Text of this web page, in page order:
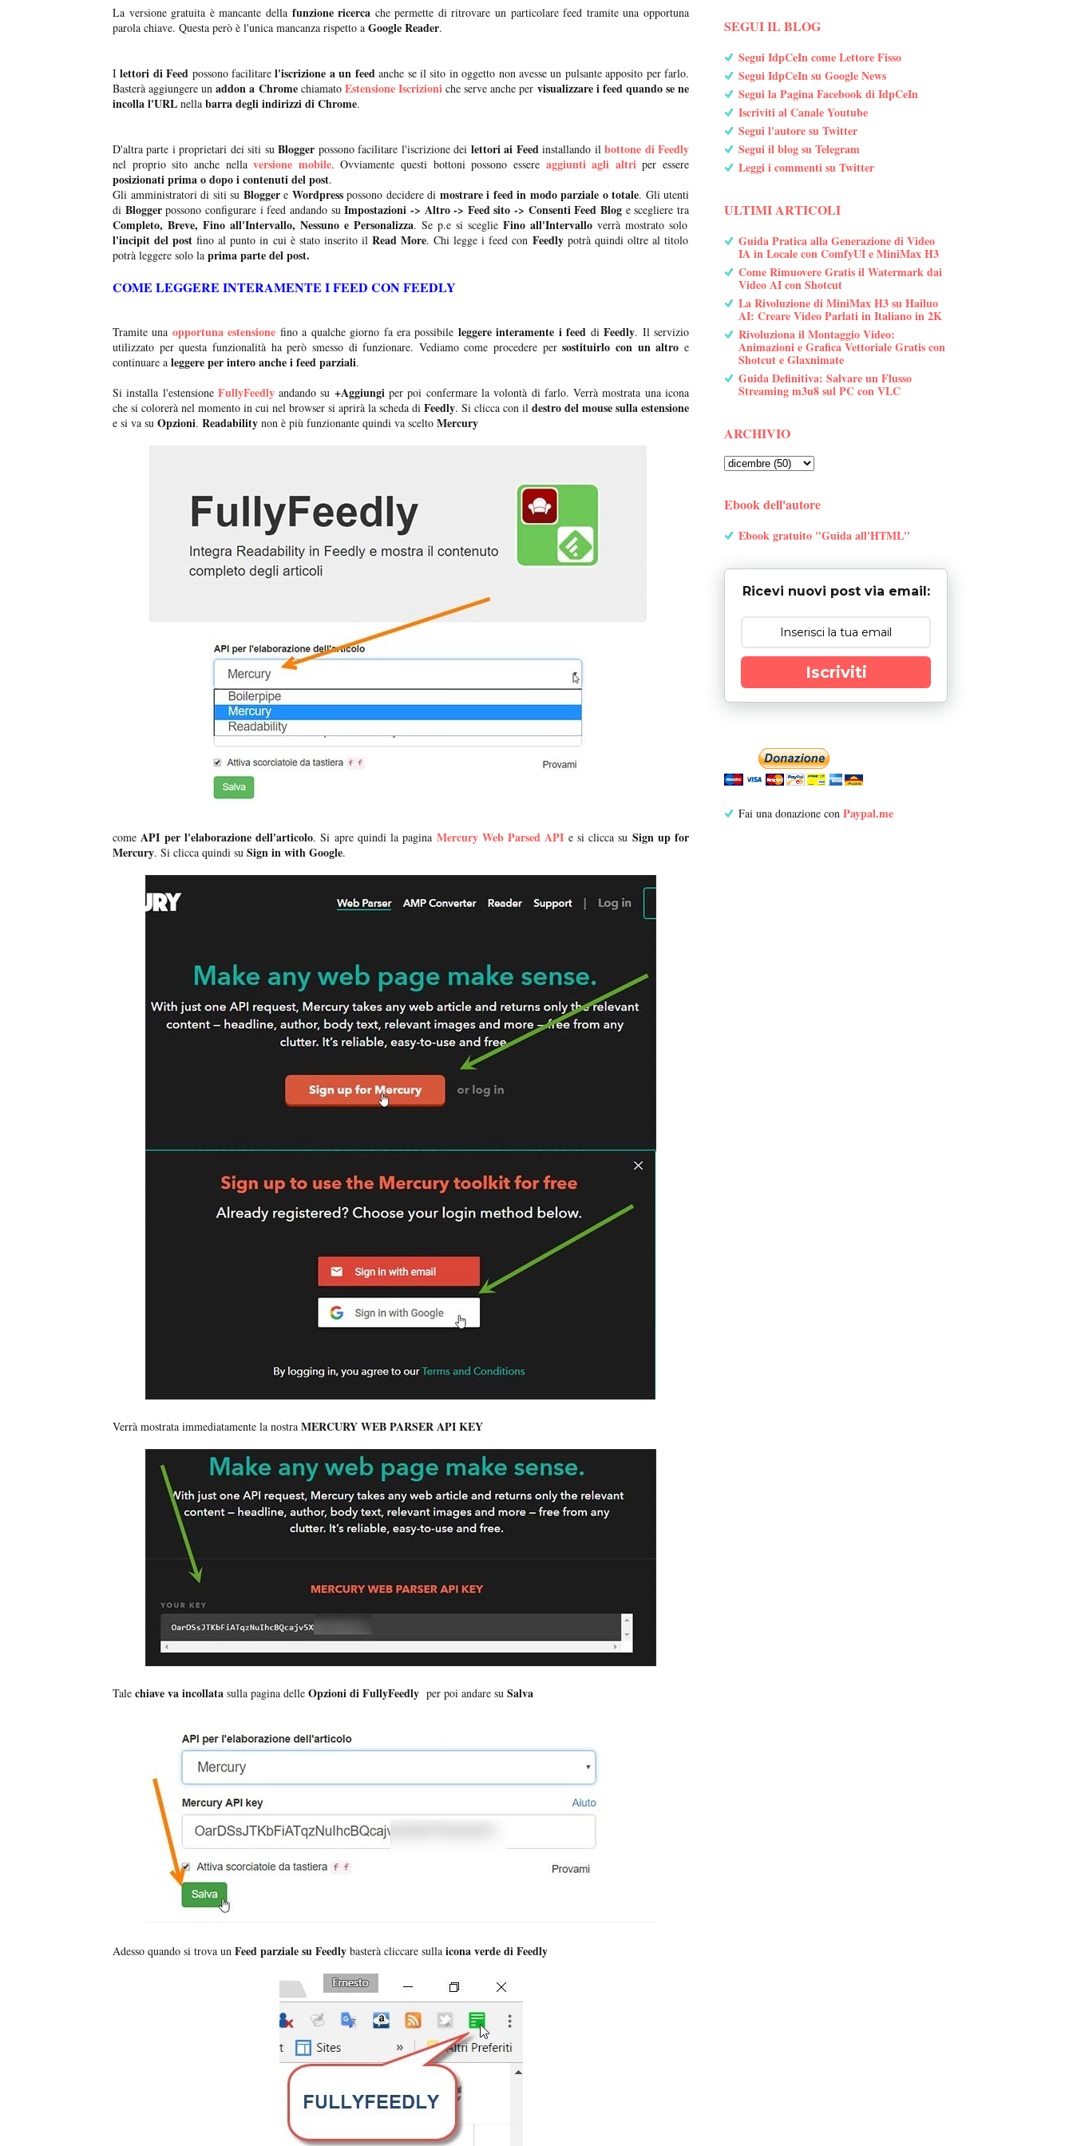
La versione gratuita è mancante della funzione ricerca che permette di ritrovare un particolare feed tramite una opportuna
parola chiave. Questa però è l'unica mancanza rispetto a Google Reader.
I lettori di Feed possono facilitare l'iscrizione a un feed anche se il sito in oggetto non avesse un pulsante apposito per farlo.
Basterà aggiungere unaddon a Chromechiamato Estensione Iscrizioni che serve anche per visualizzare i feed quando se ne
incolla l'URL nella barra degli indirizzi di Chrome.
D'altra parte i proprietari dei siti suBlogger possono facilitare l'iscrizione dei lettori ai Feed installando ilbottone di Feedly
nel proprio sito anche nellaversione mobile. Ovviamente questi bottoni possono essere aggiunti agli altri per essere
posizionati prima o dopo i contenuti del post.
Gli amministratori di siti su Bloggere Wordpresspossono decidere di mostrare i feed in modo parziale o totale. Gli utenti
di Bloggerpossono configurare i feed andando suImpostazioni -> Altro -> Feed sito -> Consenti Feed Blog e scegliere tra
Completo, Breve, Fino all'Intervallo, Nessuno e Personalizza. Se p.e si sceglie Fino all'Intervallo verrà mostrato solo
l'incipit del post fino al punto in cui è stato inserito il Read More. Chi legge i feed con Feedly potrà quindi oltre al titolo
potrà leggere solo la prima parte del post.
COME LEGGERE INTERAMENTE I FEED CON FEEDLY
Tramite una opportuna estensione fino a qualche giorno fa era possibile leggere interamente i feed diFeedly. Il servizio
utilizzato per questa funzionalità ha però smesso di funzionare. Vediamo come procedere persostituirlo con un altro e
continuare a leggere per intero anche i feed parziali.
Si installa l'estensione FullyFeedlyandando su +Aggiungi per poi confermare la volontà di farlo. Verrà mostrata una icona
che si colorerà nel momento in cui nel browser si aprirà la scheda di Feedly. Si clicca con il destro del mouse sulla estensione
e si va su Opzioni. Readability non è più funzionante quindi va scelto Mercury
come API per l'elaborazione dell'articolo. Si apre quindi la pagina Mercury Web Parsed API e si clicca su Sign up for
Mercury. Si clicca quindi su Sign in with Google.
Verrà mostrata immediatamente la nostra MERCURY WEB PARSER API KEY
Tale chiave va incollata sulla pagina delle Opzioni di FullyFeedly per poi andare su Salva
Adesso quando si trova un Feed parziale su Feedly basterà cliccare sulla icona verde di Feedly
SEGUI IL BLOG
Segui IdpCeIn come Lettore Fisso
Segui IdpCeIn su Google News
Segui la Pagina Facebook di IdpCeIn
Iscriviti al Canale Youtube
Segui l'autore su Twitter
Segui il blog su Telegram
Leggi i commenti su Twitter
ULTIMI ARTICOLI
Guida Pratica alla Generazione di Video
IA in Locale con ComfyUI e MiniMax H3
Come Rimuovere Gratis il Watermark dai
Video AI con Shotcut
La Rivoluzione di MiniMax H3 su Hailuo
AI: Creare Video Parlati in Italiano in 2K
Rivoluziona il Montaggio Video:
Animazioni e Grafica Vettoriale Gratis con
Shotcut e Glaxnimate
Guida Definitiva: Salvare un Flusso
Streaming m3u8 sul PC con VLC
ARCHIVIO
Ebook dell'autore
Ebook gratuito "Guida all'HTML"
Ricevi nuovi post via email:
Iscriviti
Fai una donazione con Paypal.me